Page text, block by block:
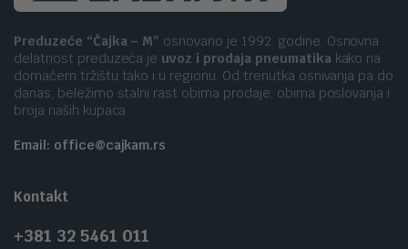
Preduzeće “Čajka – M” osnovano je 1992. godine. Osnovna
delatnost preduzeća je uvoz i prodaja pneumatika kako na
domaćem tržištu tako i u regionu. Od trenutka osnivanja pa do
danas, beležimo stalni rast obima prodaje, obima poslovanja i
broja naših kupaca
Email: office@cajkam.rs
Kontakt
+381 32 5461 011